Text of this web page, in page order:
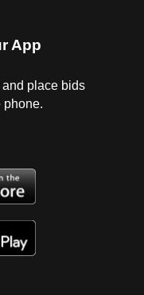
App
place bids
phone.